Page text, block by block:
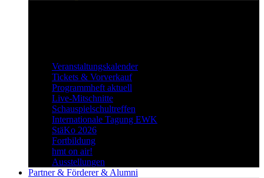
Veranstaltungskalender
Tickets & Vorverkauf
Programmheft aktuell
Live-Mitschnitte
Schauspielschultreffen
Internationale Tagung EWK
StäKo 2026
Fortbildung
hmt on air!
Ausstellungen
Partner & Förderer & Alumni